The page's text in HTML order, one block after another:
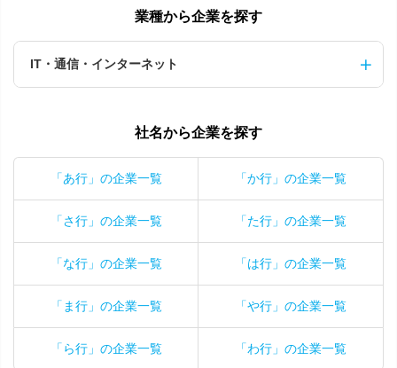
業種から企業を探す
IT・通信・インターネット
社名から企業を探す
「あ行」の企業一覧 「か行」の企業一覧
「さ行」の企業一覧 「た行」の企業一覧
「な行」の企業一覧 「は行」の企業一覧
「ま行」の企業一覧 「や行」の企業一覧
「ら行」の企業一覧 「わ行」の企業一覧